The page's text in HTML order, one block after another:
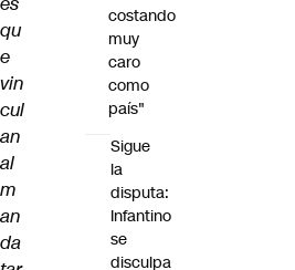
qu
e
vin
cul
an
al
m
an
da
costando
muy
caro
como
país"
Sigue
la
disputa:
Infantino
se
disculpa